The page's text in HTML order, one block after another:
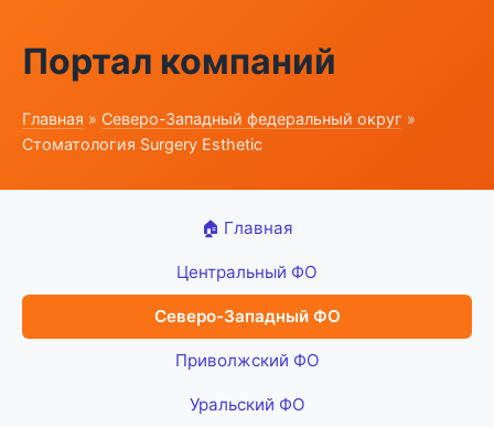
Портал компаний
Главная » Северо-Западный федеральный округ »
Стоматология Surgery Esthetic
🏠 Главная
Центральный ФО
Северо-Западный ФО
Приволжский ФО
Уральский ФО